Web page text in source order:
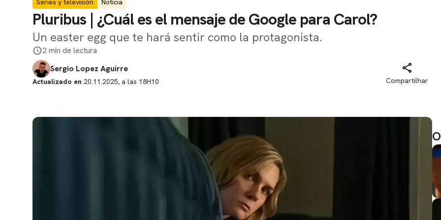
Series y televisión Notícia
Pluribus | ¿Cuál es el mensaje de Google para Carol?
Un easter egg que te hará sentir como la protagonista.
2 min de lectura
Sergio Lopez Aguirre
Actualizado en 20.11.2025, a las 18H10 Compartilhar